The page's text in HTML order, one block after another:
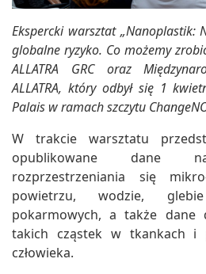
Ekspercki warsztat „Nanoplastik:
globalne ryzyko. Co możemy
ALLATRA GRC oraz
ALLATRA, który odbył się 1
Palais w ramach szczytu
W trakcie warsztatu
opublikowane dane
rozprzestrzeniania się
powietrzu, wodzie,
pokarmowych, a także dane
takich cząstek w tkankach i
człowieka.